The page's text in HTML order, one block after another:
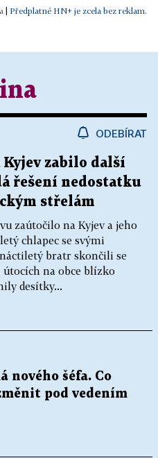
Předplatné HN+ je zcela bez reklam.
ODEBÍRAT
zabilo další
řešení nedostatku
střelám
zaútočilo na Kyjev a jeho
chlapec se svými
bratr skončili se
na obce blízko
desítky...
nového šéfa. Co
pod vedením